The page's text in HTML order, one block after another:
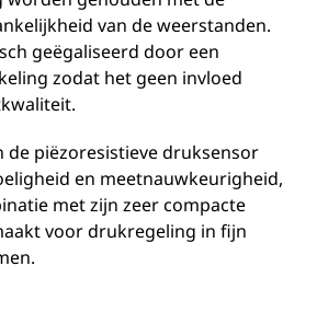
van de weerstanden.
geëgaliseerd door een
zodat het geen invloed
de piëzoresistieve druksensor
en meetnauwkeurigheid,
met zijn zeer compacte
voor drukregeling in fijn